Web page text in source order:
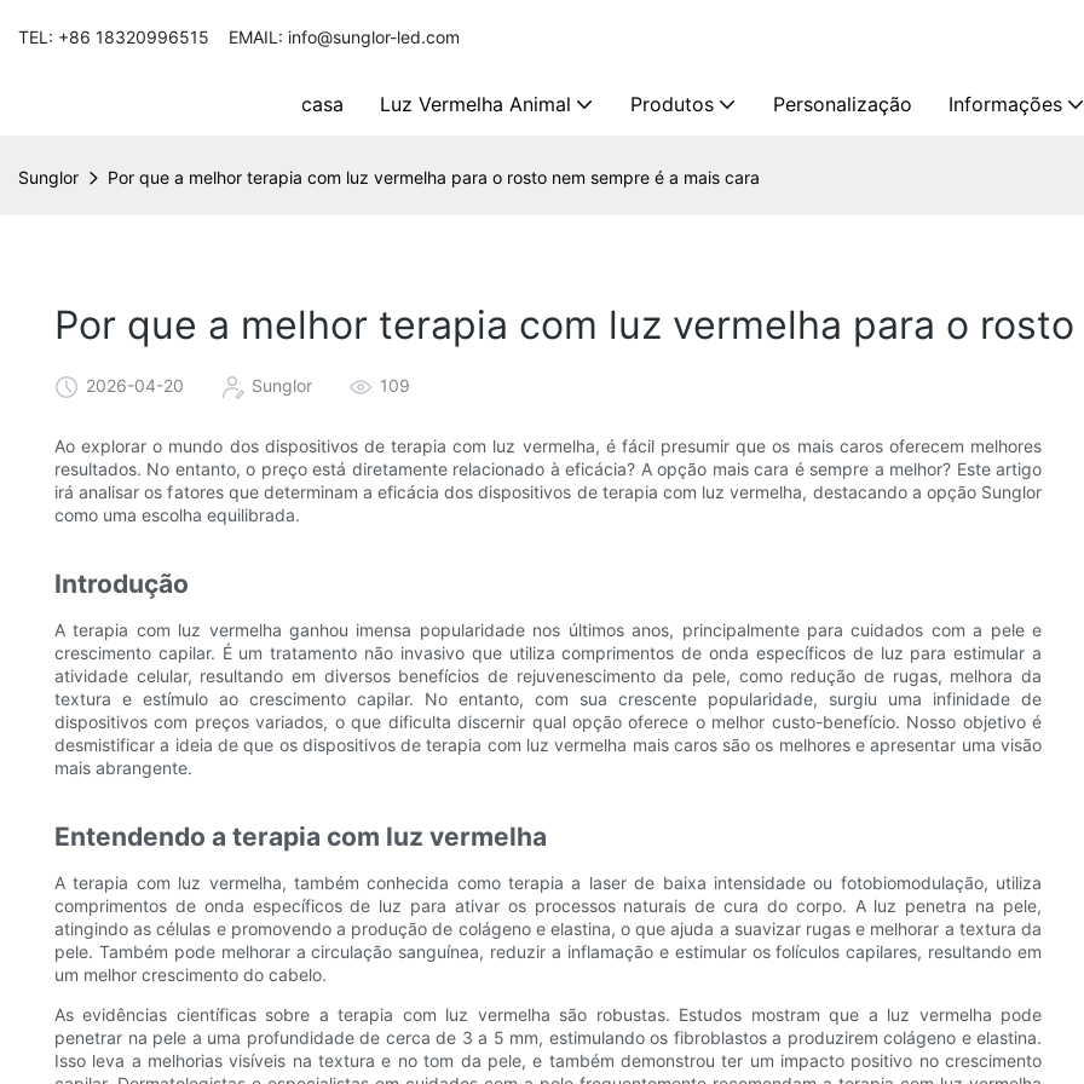
TEL: +86 18320996515 EMAIL: info@sunglor-led.com
casa Luz Vermelha Animal Produtos Personalização Informações
Sunglor Por que a melhor terapia com luz vermelha para o rosto nem sempre é a mais cara
Por que a melhor terapia com luz vermelha para o
2026-04-20 Sunglor 109
Ao explorar o mundo dos dispositivos de terapia com luz vermelha, é fácil presumir que os mais caros oferecem melhores
resultados. No entanto, o preço está diretamente relacionado à eficácia? A opção mais cara é sempre a melhor? Este artigo
irá analisar os fatores que determinam a eficácia dos dispositivos de terapia com luz vermelha, destacando a opção Sunglor
como uma escolha equilibrada.
Introdução
A terapia com luz vermelha ganhou imensa popularidade nos últimos anos, principalmente para cuidados com a pele e
crescimento capilar. É um tratamento não invasivo que utiliza comprimentos de onda específicos de luz para estimular a
atividade celular, resultando em diversos benefícios de rejuvenescimento da pele, como redução de rugas, melhora da
textura e estímulo ao crescimento capilar. No entanto, com sua crescente popularidade, surgiu uma infinidade de
dispositivos com preços variados, o que dificulta discernir qual opção oferece o melhor custo-benefício. Nosso objetivo é
desmistificar a ideia de que os dispositivos de terapia com luz vermelha mais caros são os melhores e apresentar uma visão
mais abrangente.
Entendendo a terapia com luz vermelha
A terapia com luz vermelha, também conhecida como terapia a laser de baixa intensidade ou fotobiomodulação, utiliza
comprimentos de onda específicos de luz para ativar os processos naturais de cura do corpo. A luz penetra na pele,
atingindo as células e promovendo a produção de colágeno e elastina, o que ajuda a suavizar rugas e melhorar a textura da
pele. Também pode melhorar a circulação sanguínea, reduzir a inflamação e estimular os folículos capilares, resultando em
um melhor crescimento do cabelo.
As evidências científicas sobre a terapia com luz vermelha são robustas. Estudos mostram que a luz vermelha pode
penetrar na pele a uma profundidade de cerca de 3 a 5 mm, estimulando os fibroblastos a produzirem colágeno e elastina.
Isso leva a melhorias visíveis na textura e no tom da pele, e também demonstrou ter um impacto positivo no crescimento